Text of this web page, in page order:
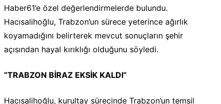
Haber61’e özel değerlendirmelerde bulundu.
Hacısalihoğlu, Trabzon’un sürece yeterince ağırlık
koyamadığını belirterek mevcut sonuçların şehir
açısından hayal kırıklığı olduğunu söyledi.
“TRABZON BİRAZ EKSİK KALDI”
Hacısalihoğlu, kurultay sürecinde Trabzon’un temsil